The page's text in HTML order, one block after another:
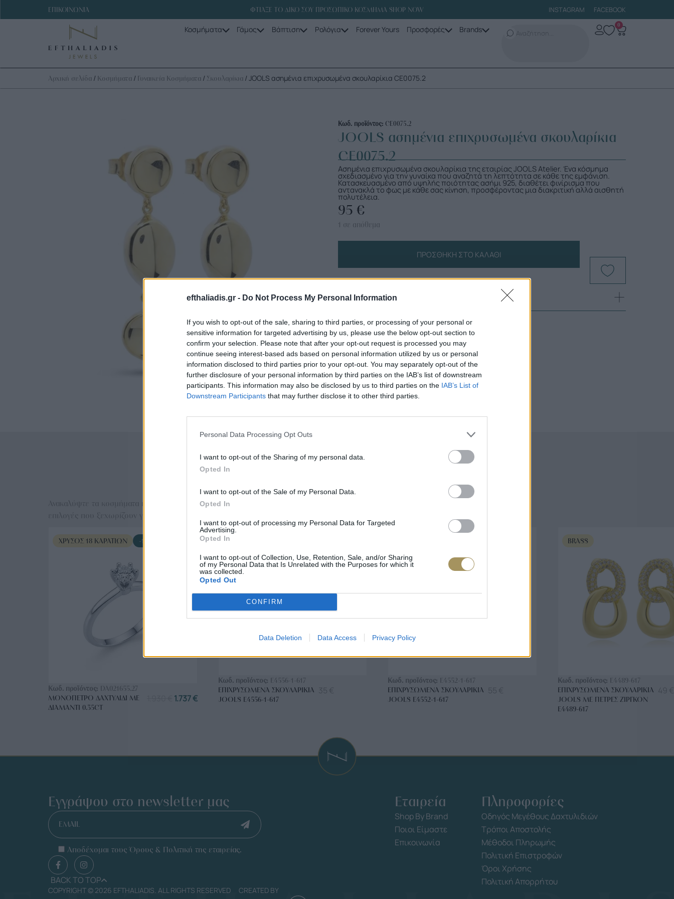
efthaliadis.gr - Do Not Process My Personal Information
If you wish to opt-out of the sale, sharing to third parties, or processing of your personal or
sensitive information for targeted advertising by us, please use the below opt-out section to
confirm your selection. Please note that after your opt-out request is processed you may
continue seeing interest-based ads based on personal information utilized by us or personal
information disclosed to third parties prior to your opt-out. You may separately opt-out of the
further disclosure of your personal information by third parties on the IAB’s list of downstream
participants. This information may also be disclosed by us to third parties on the IAB’s List of
Downstream Participants that may further disclose it to other third parties.
Personal Data Processing Opt Outs
I want to opt-out of the Sharing of my personal data.
Opted In
I want to opt-out of the Sale of my Personal Data.
Opted In
I want to opt-out of processing my Personal Data for Targeted
Advertising.
Opted In
I want to opt-out of Collection, Use, Retention, Sale, and/or Sharing
of my Personal Data that Is Unrelated with the Purposes for which it
was collected.
Opted Out
CONFIRM
Data Deletion Data Access Privacy Policy
ΕΠΙΚΟΙΝΩΝΙΑ ΦΤΙΑΞΕ ΤΟ ΔΙΚΟ ΣΟΥ ΠΡΟΣΩΠΙΚΟ ΚΟΣΜΗΜΑ SHOP NOW INSTAGRAM FACEBOOK
Κοσμήματα Γάμος Βάπτιση Ρολόγια Forever Yours Προσφορές Brands 0
Αρχική σελίδα / Κοσμήματα / Γυναικεία Κοσμήματα / Σκουλαρίκια / JOOLS ασημένια επιχρυσωμένα σκουλαρίκια CE0075.2
Κωδ. προϊόντος: CE0075.2
JOOLS ασημένια επιχρυσωμένα σκουλαρίκια
CE0075.2
Ασημένια επιχρυσωμένα σκουλαρίκια της εταιρίας JOOLS Αtelier. Ένα κόσμημα
σχεδιασμένο για την γυναίκα που αναζητά τη λεπτότητα σε κάθε της εμφάνιση.
Κατασκευασμένο από υψηλής ποιότητας ασήμι 925, διαθέτει φινίρισμα που
αντανακλά το φως με κάθε σας κίνηση, προσφέροντας μια διακριτική αλλά αισθητή
πολυτέλεια.
95 €
1 σε απόθεμα
ΠΡΟΣΘΉΚΗ ΣΤΟ ΚΑΛΆΘΙ
Πληροφορίες Προϊόντος
Επιλογές Που Ταιριάζουν
Ανακαλύψτε τα κοσμήματα που αγαπήθηκαν περισσότερο! Εδώ θα βρείτε τις κορυφαίες
ΧΡΥΣΌΣ 18 ΚΑΡΑΤΊΩΝ -10%
Κωδ. προϊόντος: DA021655.27
ΜΟΝΌΠΕΤΡΟ ΔΑΧΤΥΛΊΔΙ ΜΕ
ΔΙΑΜΆΝΤΙ 0.35CT
1.737€
BRASS
Κωδ. προϊόντος: E4556-1-617
ΕΠΙΧΡΥΣΩΜΈΝΑ ΣΚΟΥΛΑΡΊΚΙΑ
JOOLS E4556-1-617
Κωδ. προϊόντος: E4552-1-617
ΕΠΙΧΡΥΣΩΜΈΝΑ ΣΚΟΥΛΑΡΊΚΙΑ
JOOLS E4552-1-617
BRASS
Κωδ. προϊόντος: E4489-617
ΕΠΙΧΡΥΣΩΜΈΝΑ ΣΚΟΥΛΑΡΊΚΙΑ
JOOLS ΜΕ ΠΈΤΡΕΣ ΖΙΡΓΚΌΝ
E4489-617
Εγγράψου στο newsletter μας
EMAIL
Αποδέχομαι τους Όρους & Πολιτική της εταιρείας.
BACK TO TOP
Εταιρεία
Shop By Brand
Ποιοι Είμαστε
Επικοινωνία
Πληροφορίες
Οδηγός Μεγέθους Δαχτυλιδιών
Τρόποι Αποστολής
Μέθοδοι Πληρωμής
Πολιτική Επιστροφών
Όροι Χρήσης
Πολιτική Απορρήτου
COPYRIGHT © 2026 EFTHALIADIS. ALL RIGHTS RESERVED CREATED BY